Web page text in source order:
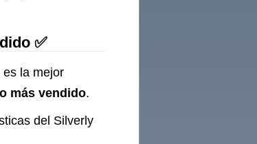
✅
es la mejor
más vendido.
del Silverly